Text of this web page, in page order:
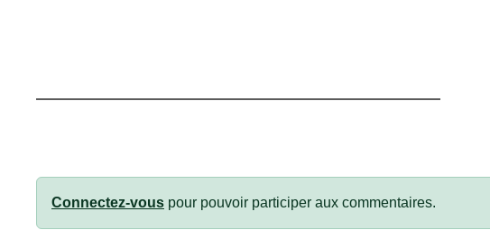
Connectez-vous pour pouvoir participer aux commentaires.